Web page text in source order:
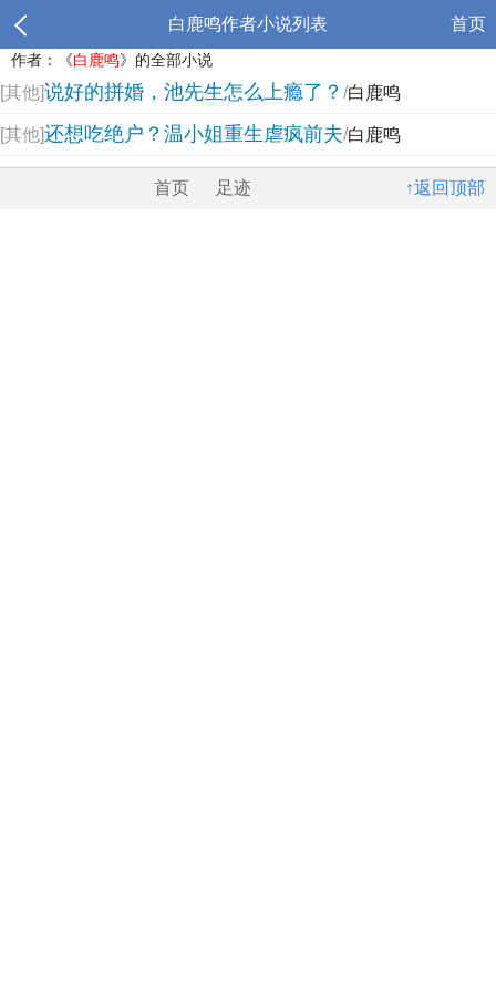
白鹿鸣作者小说列表 首页
作者：《白鹿鸣》的全部小说
[其他]说好的拼婚，池先生怎么上瘾了？ /白鹿鸣
[其他]还想吃绝户？温小姐重生虐疯前夫/白鹿鸣
↑返回顶部
首页 足迹